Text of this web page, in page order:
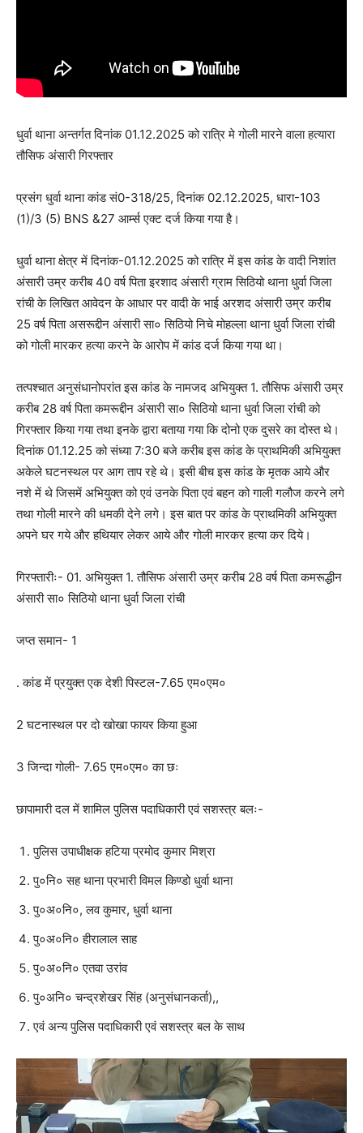
धुर्वा थाना अन्तर्गत दिनांक 01.12.2025 को रात्रि मे गोली मारने वाला हत्यारा
तौसिफ अंसारी गिरफ्तार
प्रसंग धुर्वा थाना कांड सं0-318/25, दिनांक 02.12.2025, धारा-103
(1)/3 (5) BNS &27 आर्म्स एक्ट दर्ज किया गया है।
धुर्वा थाना क्षेत्र में दिनांक-01.12.2025 को रात्रि में इस कांड के वादी निशांत
अंसारी उम्र करीब 40 वर्ष पिता इरशाद अंसारी ग्राम सिठियो थाना धुर्वा जिला
रांची के लिखित आवेदन के आधार पर वादी के भाई अरशद अंसारी उम्र करीब
25 वर्ष पिता असरूद्दीन अंसारी सा० सिठियो निचे मोहल्ला थाना धुर्वा जिला रांची
को गोली मारकर हत्या करने के आरोप में कांड दर्ज किया गया था।
तत्पश्चात अनुसंधानोपरांत इस कांड के नामजद अभियुक्त 1. तौसिफ अंसारी उम्र
करीब 28 वर्ष पिता कमरूद्दीन अंसारी सा० सिठियो थाना धुर्वा जिला रांची को
गिरफ्तार किया गया तथा इनके द्वारा बताया गया कि दोनो एक दुसरे का दोस्त थे।
दिनांक 01.12.25 को संध्या 7:30 बजे करीब इस कांड के प्राथमिकी अभियुक्त
अकेले घटनस्थल पर आग ताप रहे थे। इसी बीच इस कांड के मृतक आये और
नशे में थे जिसमें अभियुक्त को एवं उनके पिता एवं बहन को गाली गलौज करने लगे
तथा गोली मारने की धमकी देने लगे। इस बात पर कांड के प्राथमिकी अभियुक्त
अपने घर गये और हथियार लेकर आये और गोली मारकर हत्या कर दिये।
गिरफ्तारीः- 01. अभियुक्त 1. तौसिफ अंसारी उम्र करीब 28 वर्ष पिता कमरूद्धीन
अंसारी सा० सिठियो थाना धुर्वा जिला रांची
जप्त समान- 1
. कांड में प्रयुक्त एक देशी पिस्टल-7.65 एम०एम०
2 घटनास्थल पर दो खोखा फायर किया हुआ
3 जिन्दा गोली- 7.65 एम०एम० का छः
छापामारी दल में शामिल पुलिस पदाधिकारी एवं सशस्त्र बलः-
पुलिस उपाधीक्षक हटिया प्रमोद कुमार मिश्रा
पु०नि० सह थाना प्रभारी विमल किण्डो धुर्वा थाना
पु०अ०नि०, लव कुमार, धुर्वा थाना
पु०अ०नि० हीरालाल साह
पु०अ०नि० एतवा उरांव
पु०अनि० चन्द्रशेखर सिंह (अनुसंधानकर्ता),,
एवं अन्य पुलिस पदाधिकारी एवं सशस्त्र बल के साथ